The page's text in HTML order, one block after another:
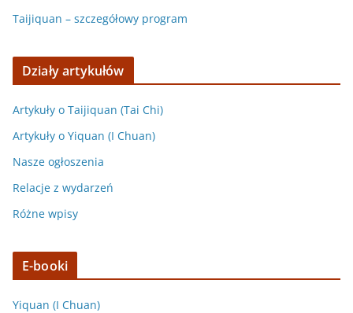
Taijiquan – szczegółowy program
Działy artykułów
Artykuły o Taijiquan (Tai Chi)
Artykuły o Yiquan (I Chuan)
Nasze ogłoszenia
Relacje z wydarzeń
Różne wpisy
E-booki
Yiquan (I Chuan)